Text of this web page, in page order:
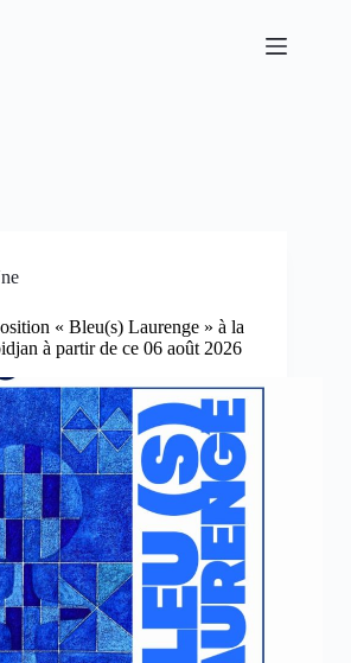
« Bleu(s) Laurenge » à la
à partir de ce 06 août 2026